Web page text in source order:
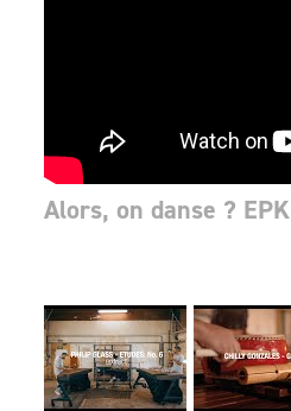
Alors, on danse ? EPK